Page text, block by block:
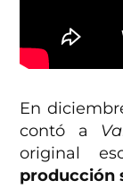
En
contó a
original
producción